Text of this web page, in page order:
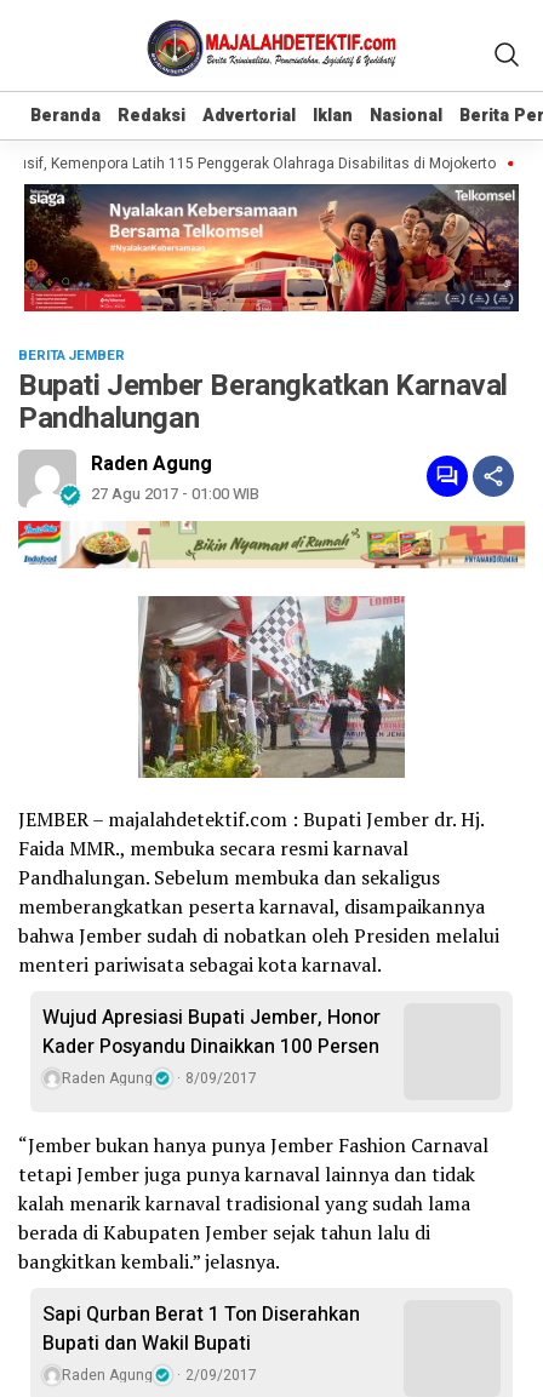
Beranda Redaksi Advertorial Iklan Nasional Berita
Beranda Redaksi Advertorial Iklan Nasional Berita
Kemenpora Latih 115 Penggerak Olahraga Disabilitas di Mojokerto
BERITA JEMBER
Bupati Jember Berangkatkan Karnaval
Pandhalungan
Raden Agung
27 Agu 2017 - 01:00 WIB
JEMBER – majalahdetektif.com : Bupati Jember dr. Hj.
Faida MMR., membuka secara resmi karnaval
Pandhalungan. Sebelum membuka dan sekaligus
memberangkatkan peserta karnaval, disampaikannya
bahwa Jember sudah di nobatkan oleh Presiden melalui
menteri pariwisata sebagai kota karnaval.
Wujud Apresiasi Bupati Jember, Honor
Kader Posyandu Dinaikkan 100 Persen
Raden Agung 8/09/2017
“Jember bukan hanya punya Jember Fashion Carnaval
tetapi Jember juga punya karnaval lainnya dan tidak
kalah menarik karnaval tradisional yang sudah lama
berada di Kabupaten Jember sejak tahun lalu di
bangkitkan kembali.” jelasnya.
Sapi Qurban Berat 1 Ton Diserahkan
Bupati dan Wakil Bupati
Raden Agung 2/09/2017